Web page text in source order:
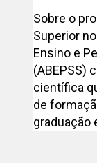
Sobre o
Superior
Ensino e
(ABEPSS)
científica
de
graduação